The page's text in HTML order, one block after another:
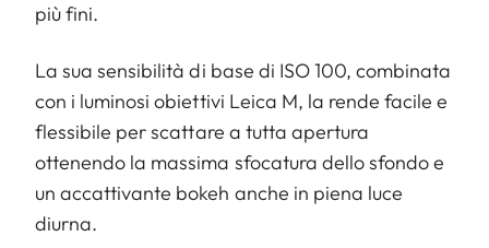
più fini.
La sua sensibilità di base di ISO 100, combinata
con i luminosi obiettivi Leica M, la rende facile e
flessibile per scattare a tutta apertura
ottenendo la massima sfocatura dello sfondo e
un accattivante bokeh anche in piena luce
diurna.